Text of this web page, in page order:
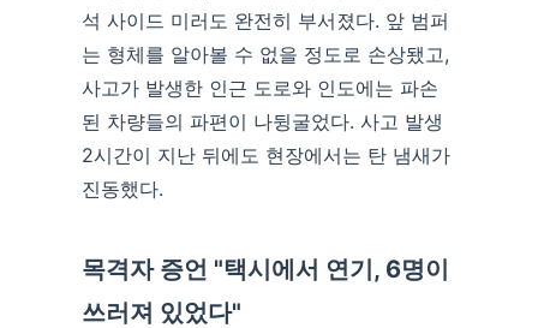
석 사이드 미러도 완전히 부서졌다. 앞 범퍼
는 형체를 알아볼 수 없을 정도로 손상됐고,
사고가 발생한 인근 도로와 인도에는 파손
된 차량들의 파편이 나뒹굴었다. 사고 발생
2시간이 지난 뒤에도 현장에서는 탄 냄새가
진동했다.
목격자 증언 "택시에서 연기, 6명이
쓰러져 있었다"